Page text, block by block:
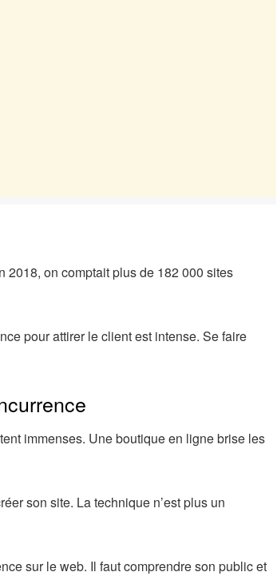
2018, on comptait plus de 182 000 sites
pour attirer le client est intense. Se faire
immenses. Une boutique en ligne brise les
son site. La technique n’est plus un
sur le web. Il faut comprendre son public et